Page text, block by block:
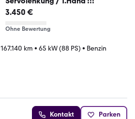
3.450 €
Ohne Bewertung
167.140 km • 65 kW (88 PS) • Benzin
Kontakt Parken